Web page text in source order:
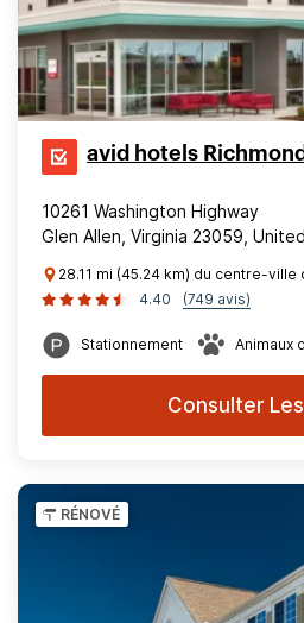
avid hotels
10261 Washington Highway
Glen Allen, Virginia 23059,
28.11 mi (45.24 km) du centre-
4.40
(749 avis)
Stationnement Animaux
Consulter
RÉNOVÉ